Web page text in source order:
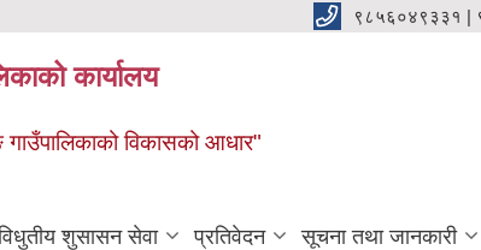
९८५६०४९३३१ |
कार्यालय
विकासको आधार"
शुसासन सेवा प्रतिवेदन सूचना तथा जानकारी